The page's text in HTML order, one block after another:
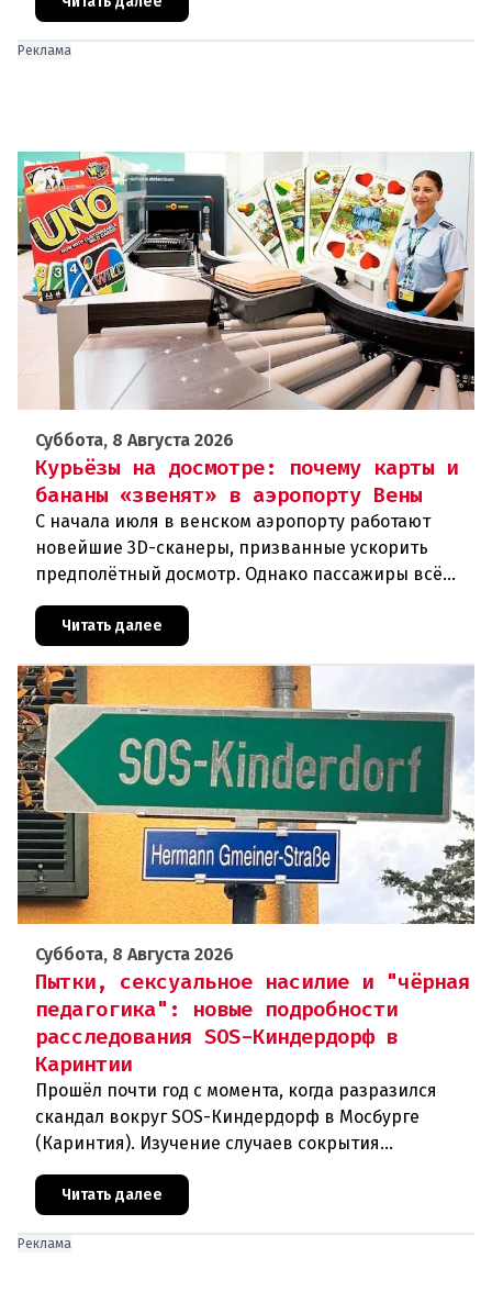
Реклама
Суббота, 8 Августа 2026
Курьёзы на досмотре: почему карты и
бананы «звенят» в аэропорту Вены
С начала июля в венском аэропорту работают
новейшие 3D-сканеры, призванные ускорить
предполётный досмотр. Однако пассажиры всё
отправляют на дополнительную пров
Читать далее
Суббота, 8 Августа 2026
Пытки, сексуальное насилие и "чёрная
педагогика": новые подробности
расследования SOS-Киндердорф в
Каринтии
Прошёл почти год с момента, когда разразился
скандал вокруг SOS-Киндердорф в Мосбурге
(Каринтия). Изучение случаев сокрытия
масштабное расследование, которое продо
Читать далее
Реклама